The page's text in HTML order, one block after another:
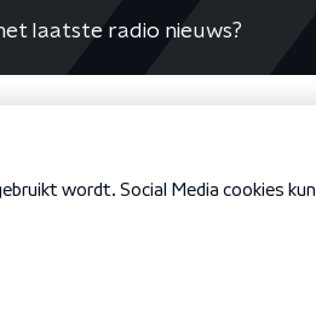
laatste radio nieuws?